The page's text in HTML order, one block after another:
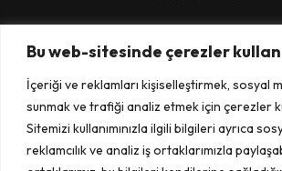
Bu web-sitesinde çerezler
İçeriği ve reklamları kişiselleştirmek, sosyal
sunmak ve trafiği analiz etmek için çerezler
Sitemizi kullanımınızla ilgili bilgileri ayrıca
reklamcılık ve analiz iş ortaklarımızla
İletişim
Merkez: 0 262 239 7777
Teknik Destek: 0 850 200
UTTS Montaj :0 850 307